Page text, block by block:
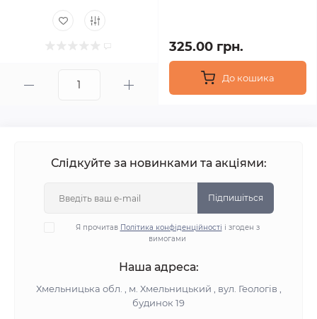
325.00 грн.
До кошика
Слідкуйте за новинками та акціями:
Підпишіться
Я прочитав Політика конфіденційності і згоден з
вимогами
Наша адреса:
Хмельницька обл. , м. Хмельницький , вул. Геологів ,
будинок 19